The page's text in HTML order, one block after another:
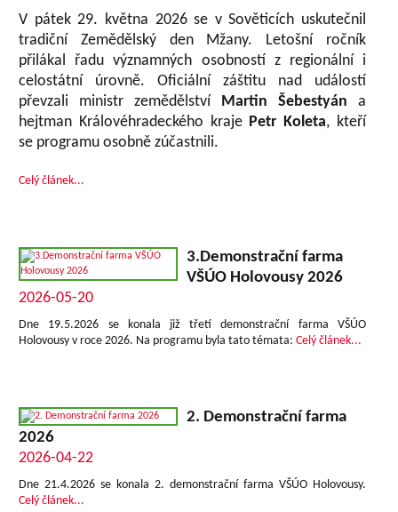
V pátek 29. května 2026 se v Sověticích uskutečnil
tradiční Zemědělský den Mžany. Letošní ročník
přilákal řadu významných osobností z regionální i
celostátní úrovně. Oficiální záštitu nad událostí
převzali ministr zemědělství Martin Šebestyán a
hejtman Královéhradeckého kraje Petr Koleta, kteří
se programu osobně zúčastnili.
Celý článek...
3.Demonstrační farma
VŠÚO Holovousy 2026
2026-05-20
Dne 19.5.2026 se konala již třetí demonstrační farma VŠÚO
Holovousy v roce 2026. Na programu byla tato témata: Celý článek...
2. Demonstrační farma
2026
2026-04-22
Dne 21.4.2026 se konala 2. demonstrační farma VŠÚO Holovousy.
Celý článek...